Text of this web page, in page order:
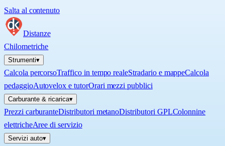
Salta al contenuto
Distanze
Chilometriche
Strumenti▾
Calcola percorsoTraffico in tempo realeStradario e mappeCalcola
pedaggioAutovelox e tutorOrari mezzi pubblici
Carburante & ricarica▾
Prezzi carburanteDistributori metanoDistributori GPLColonnine
elettricheAree di servizio
Servizi auto▾